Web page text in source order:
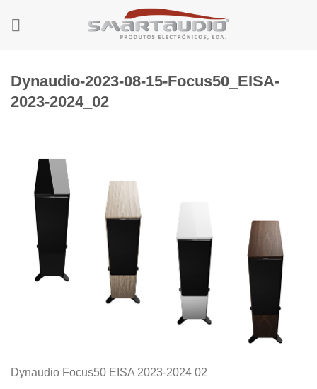
Dynaudio-2023-08-15-Focus50_EISA-
2023-2024_02
Dynaudio Focus50 EISA 2023-2024 02